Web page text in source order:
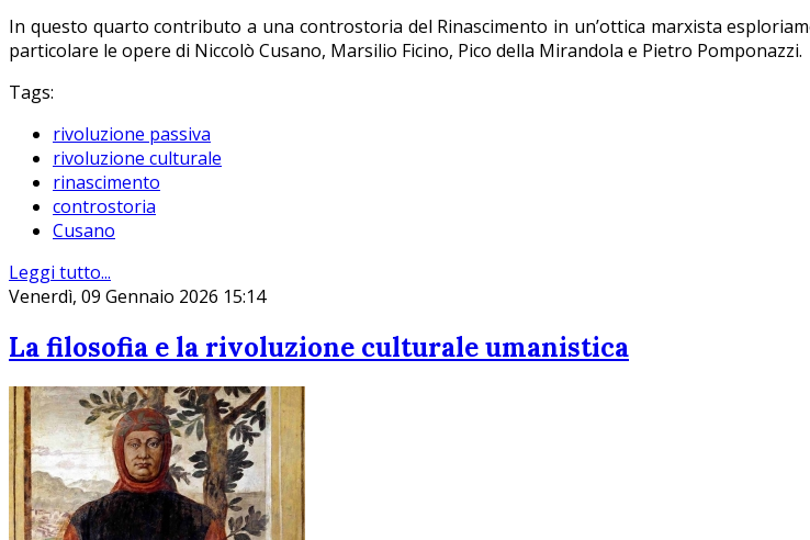
In questo quarto contributo a una controstoria del Rinascimento in un’ottica marxista
particolare le opere di Niccolò Cusano, Marsilio Ficino, Pico della Mirandola e Pietro Pomponazzi.
Tags:
rivoluzione passiva
rivoluzione culturale
rinascimento
controstoria
Cusano
Leggi tutto...
Venerdì, 09 Gennaio 2026 15:14
La filosofia e la rivoluzione culturale umanistica